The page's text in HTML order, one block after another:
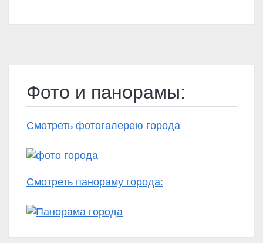
Фото и панорамы:
Смотреть фотогалерею города
Смотреть панораму города: